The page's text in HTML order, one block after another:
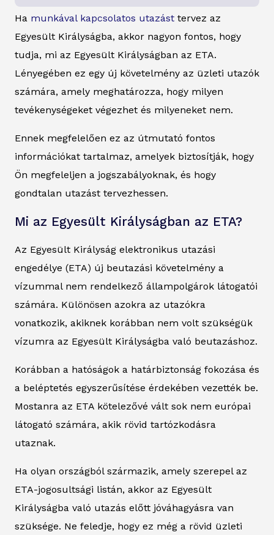
Ha munkával kapcsolatos utazást tervez az
Egyesült Királyságba, akkor nagyon fontos, hogy
tudja, mi az Egyesült Királyságban az ETA.
Lényegében ez egy új követelmény az üzleti utazók
számára, amely meghatározza, hogy milyen
tevékenységeket végezhet és milyeneket nem.
Ennek megfelelően ez az útmutató fontos
információkat tartalmaz, amelyek biztosítják, hogy
Ön megfeleljen a jogszabályoknak, és hogy
gondtalan utazást tervezhessen.
Mi az Egyesült Királyságban az ETA?
Az Egyesült Királyság elektronikus utazási
engedélye (ETA) új beutazási követelmény a
vízummal nem rendelkező állampolgárok látogatói
számára. Különösen azokra az utazókra
vonatkozik, akiknek korábban nem volt szükségük
vízumra az Egyesült Királyságba való beutazáshoz.
Korábban a hatóságok a határbiztonság fokozása és
a beléptetés egyszerűsítése érdekében vezették be.
Mostanra az ETA kötelezővé vált sok nem európai
látogató számára, akik rövid tartózkodásra
utaznak.
Ha olyan országból származik, amely szerepel az
ETA-jogosultsági listán, akkor az Egyesült
Királyságba való utazás előtt jóváhagyásra van
szüksége. Ne feledje, hogy ez még a rövid üzleti